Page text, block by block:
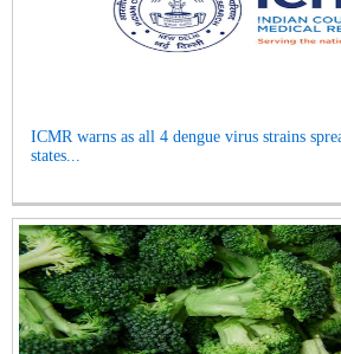
ICMR warns as all 4 dengue virus strains
states...